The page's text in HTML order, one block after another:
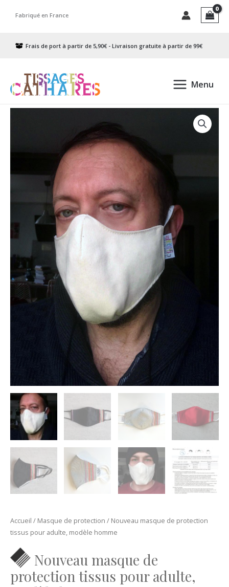
Fabriqué en France
Frais de port à partir de 5,90€ - Livraison gratuite à partir de 99€
Menu
Accueil / Masque de protection / Nouveau masque de protection
tissus pour adulte, modèle homme
Nouveau masque de
protection tissus pour adulte,